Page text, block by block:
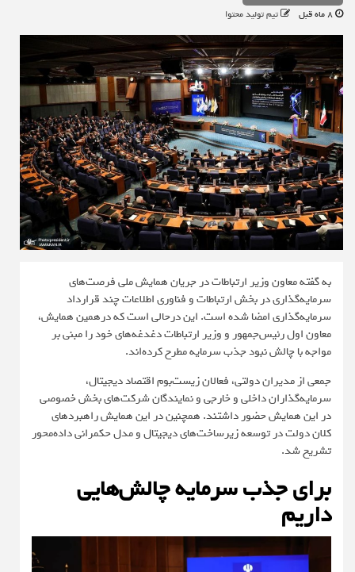
تیم تولید محتوا
به گفته معاون وزیر ارتباطات در جریان همایش ملی فرصت‌های
سرمایه‌گذاری در بخش ارتباطات و فناوری اطلاعات چند قرارداد
سرمایه‌گذاری امضا شده است. این درحالی‌ است که درهمین همایش،
معاون اول رئیس‌جمهور و وزیر ارتباطات دغدغه‌های خود را مبنی بر
مواجه با چالش نبود جذب سرمایه مطرح کرده‌اند.
جمعی از مدیران دولتی، فعالان زیست‌بوم اقتصاد دیجیتال،
سرمایه‌گذاران داخلی و خارجی و نمایندگان شرکت‌های بخش خصوصی
در این همایش حضور داشتند. همچنین در این همایش راهبردهای
کلان دولت در توسعه زیرساخت‌های دیجیتال و مدل حکمرانی داده‌محور
تشریح شد.
برای جذب سرمایه چالش‌هایی
داریم